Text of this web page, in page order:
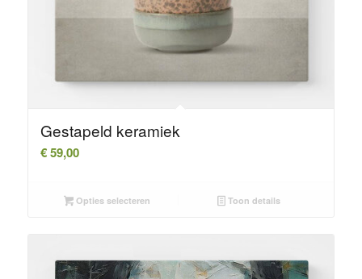
Gestapeld keramiek
€59,00
Opties selecteren Toon details